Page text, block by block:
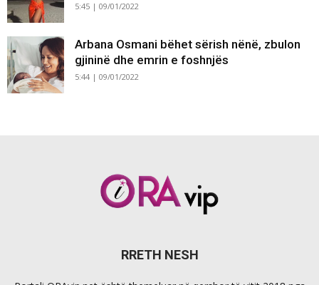
5:45 | 09/01/2022
Arbana Osmani bëhet sërish nënë, zbulon
gjininë dhe emrin e foshnjës
5:44 | 09/01/2022
RRETH NESH